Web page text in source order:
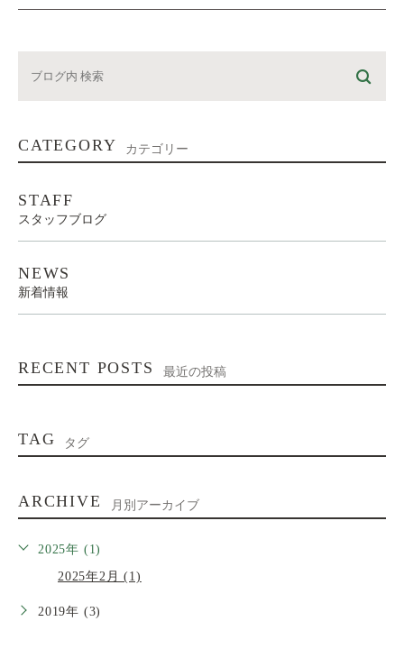
CATEGORY カテゴリー
STAFF
スタッフブログ
NEWS
新着情報
RECENT POSTS 最近の投稿
TAG タグ
ARCHIVE 月別アーカイブ
2025年 (1)
2025年2月 (1)
2019年 (3)